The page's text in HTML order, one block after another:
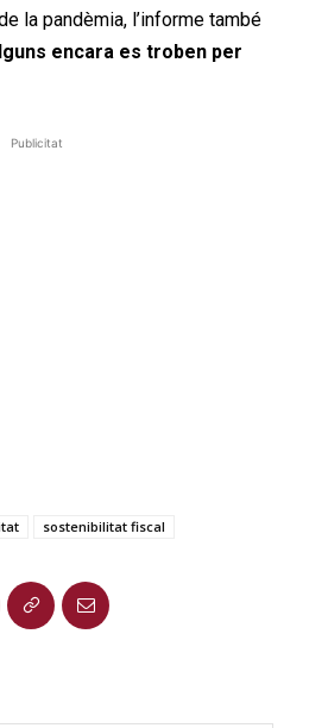
la pandèmia, l’informe també
encara es troben per
Publicitat
sostenibilitat fiscal